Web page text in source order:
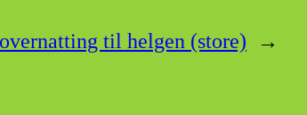
til helgen (store) →